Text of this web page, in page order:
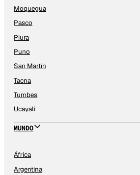
Moquegua
Pasco
Piura
Puno
San Martín
Tacna
Tumbes
Ucayali
MUNDO
África
Argentina